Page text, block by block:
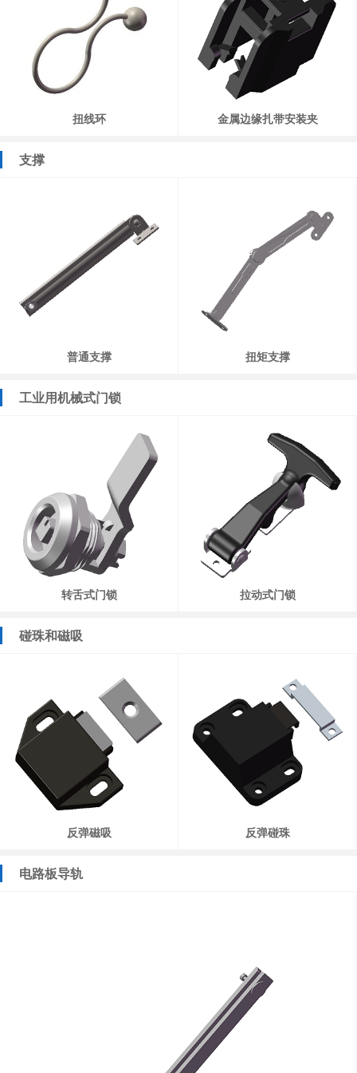
扭线环 金属边缘扎带安装夹
支撑
普通支撑 扭矩支撑
工业用机械式门锁
转舌式门锁 拉动式门锁
碰珠和磁吸
反弹磁吸 反弹碰珠
电路板导轨